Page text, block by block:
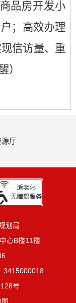
品房开发小
；高效办理
信访量、重
）
源厅
划局
心B楼11楼
3415000018
号